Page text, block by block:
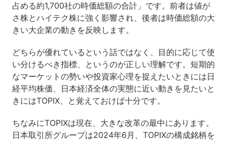
占める約1,700社の時価総額の合計」です。前者は値が
さ株とハイテク株に強く影響され、後者は時価総額の大
きい大企業の動きを反映します。
どちらが優れているという話ではなく、目的に応じて使
い分けるべき指標、というのが正しい理解です。短期的
なマーケットの勢いや投資家心理を捉えたいときには日
経平均株価、日本経済全体の実態に近い動きを見たいと
きにはTOPIX、と覚えておけば十分です。
ちなみにTOPIXは現在、大きな改革の最中にあります。
日本取引所グループは2024年6月、TOPIXの構成銘柄を